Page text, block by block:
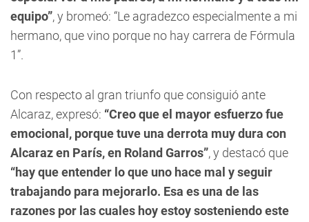
equipo”, y bromeó: “Le agradezco especialmente a mi
hermano, que vino porque no hay carrera de Fórmula
1”.
Con respecto al gran triunfo que consiguió ante
Alcaraz, expresó: “Creo que el mayor esfuerzo fue
emocional, porque tuve una derrota muy dura con
Alcaraz en París, en Roland Garros”, y destacó que
“hay que entender lo que uno hace mal y seguir
trabajando para mejorarlo. Esa es una de las
razones por las cuales hoy estoy sosteniendo este